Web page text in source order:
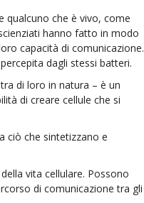
qualcuno che è vivo, come
hanno fatto in modo
capacità di comunicazione.
dagli stessi batteri.
di loro in natura – è un
di creare cellule che si
ciò che sintetizzano e
vita cellulare. Possono
di comunicazione tra gli